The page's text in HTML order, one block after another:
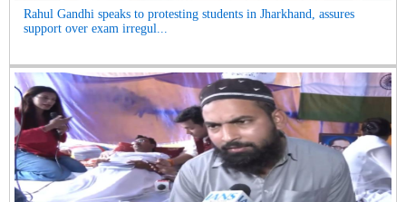
Rahul Gandhi speaks to protesting students in Jharkhand, assures
support over exam irregul...